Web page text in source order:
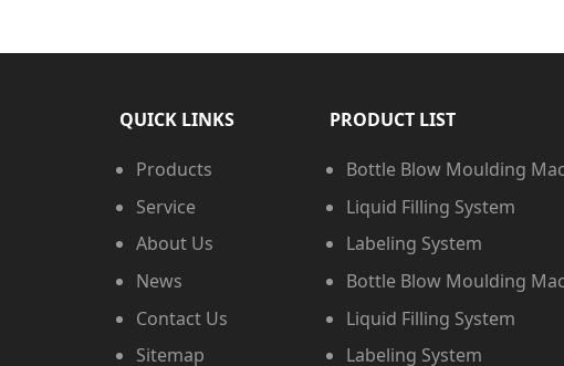
QUICK LINKS
Products
Service
About Us
News
Contact Us
Sitemap
PRODUCT LIST
Bottle Blow Moulding
Liquid Filling System
Labeling System
Bottle Blow Moulding
Liquid Filling System
Labeling System